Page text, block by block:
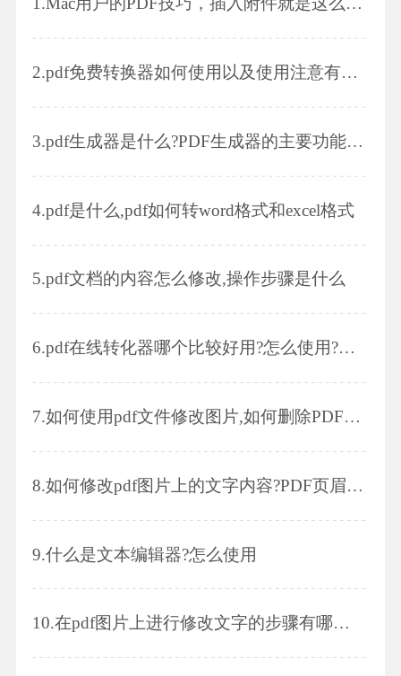
2.pdf免费转换器如何使用以及使用注意有哪些
3.pdf生成器是什么?PDF生成器的主要功能用途有哪些?
4.pdf是什么,pdf如何转word格式和excel格式
5.pdf文档的内容怎么修改,操作步骤是什么
6.pdf在线转化器哪个比较好用?怎么使用?pdf有什么优点吗?
7.如何使用pdf文件修改图片,如何删除PDF其中几页
8.如何修改pdf图片上的文字内容?PDF页眉页脚怎么设置?
9.什么是文本编辑器?怎么使用
10.在pdf图片上进行修改文字的步骤有哪些?锁定的pdf怎么编辑?